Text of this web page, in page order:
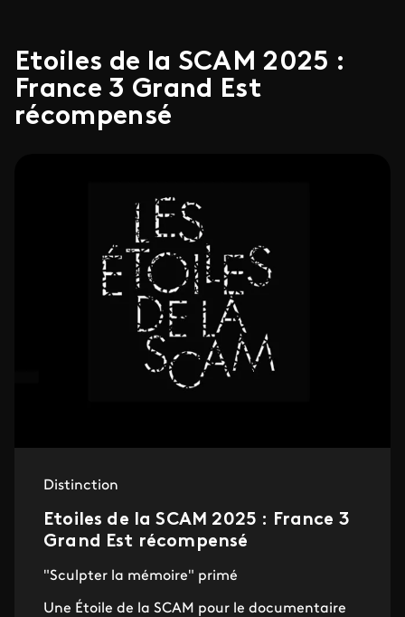
Etoiles de la SCAM 2025 :
France 3 Grand Est
récompensé
Distinction
Etoiles de la SCAM 2025 : France 3
Grand Est récompensé
"Sculpter la mémoire" primé
Une Étoile de la SCAM pour le documentaire